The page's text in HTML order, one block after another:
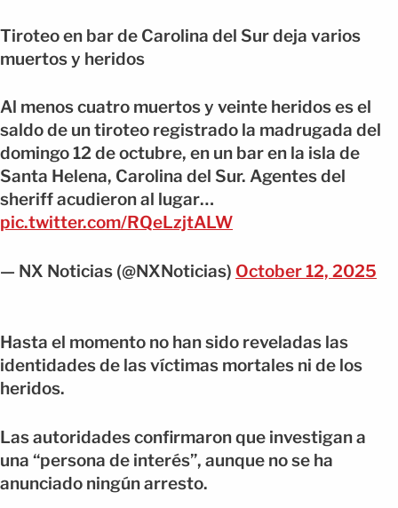
Tiroteo en bar de Carolina del Sur deja varios
muertos y heridos
Al menos cuatro muertos y veinte heridos es el
saldo de un tiroteo registrado la madrugada del
domingo 12 de octubre, en un bar en la isla de
Santa Helena, Carolina del Sur. Agentes del
sheriff acudieron al lugar…
pic.twitter.com/RQeLzjtALW
— NX Noticias (@NXNoticias) October 12, 2025
Hasta el momento no han sido reveladas las
identidades de las víctimas mortales ni de los
heridos.
Las autoridades confirmaron que investigan a
una “persona de interés”, aunque no se ha
anunciado ningún arresto.